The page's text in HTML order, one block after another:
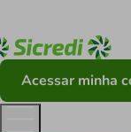
Acessar minha